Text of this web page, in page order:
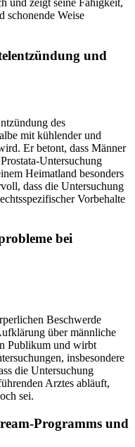
und zeigt seine Fähigkeit,
schonende Weise
und
des
mit kühlender und
Er betont, dass Männer
Untersuchung
Heimatland besonders
dass die Untersuchung
Vorbehalte
bei
Beschwerde
über männliche
Publikum und wirbt
insbesondere
die Untersuchung
Arztes abläuft,
sei.
Programms und